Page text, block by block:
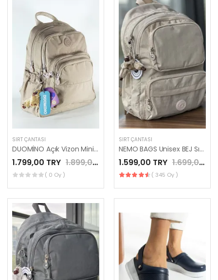
SIRT ÇANTASI
DUOMİNO Açık Vizon Mini Sırt Çantası Su Geçirmez Günlük Kullanım 12″ İnç Tablet Çantası by Nemo Group
1.799,00 TRY 1.899,00 TRY
( 0 Oy )
SIRT ÇANTASI
NEMO BAGS Unisex BEJ Sırt Çantası Okul Çantası Laptop ve Seyahat Çantası Su Geçirmez Spor Çantası 40x30x15cm
1.599,00 TRY 1.699,00 TRY
( 345 Oy )